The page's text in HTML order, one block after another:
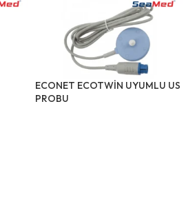
ECONET ECOTWİN UYUMLU US
PROBU